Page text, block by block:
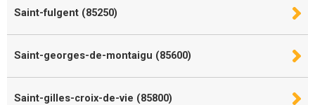
Saint-fulgent (85250)
Saint-georges-de-montaigu (85600)
Saint-gilles-croix-de-vie (85800)